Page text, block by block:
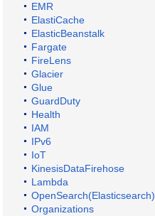
EMR
ElastiCache
ElasticBeanstalk
Fargate
FireLens
Glacier
Glue
GuardDuty
Health
IAM
IPv6
IoT
KinesisDataFirehose
Lambda
OpenSearch(Elasticsearch)
Organizations